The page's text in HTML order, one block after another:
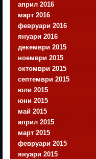
април 2016
март 2016
февруари 2016
януари 2016
декември 2015
ноември 2015
октомври 2015
септември 2015
юли 2015
юни 2015
май 2015
април 2015
март 2015
февруари 2015
януари 2015